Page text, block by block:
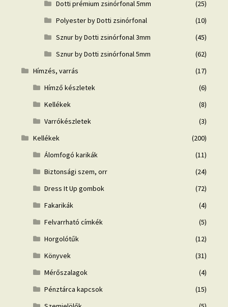
Dotti prémium zsinórfonal 5mm
(25)
Polyester by Dotti zsinórfonal
(10)
Sznur by Dotti zsinórfonal 3mm
(45)
Sznur by Dotti zsinórfonal 5mm
(62)
Hímzés, varrás
(17)
Hímző készletek
(6)
Kellékek
(8)
Varrókészletek
(3)
Kellékek
(200)
Álomfogó karikák
(11)
Biztonsági szem, orr
(24)
Dress It Up gombok
(72)
Fakarikák
(4)
Felvarrható címkék
(5)
Horgolótűk
(12)
Könyvek
(31)
Mérőszalagok
(4)
Pénztárca kapcsok
(15)